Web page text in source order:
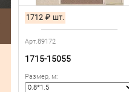
1712 ₽ шт.
Арт.89172
1715-15055
Размер, м: